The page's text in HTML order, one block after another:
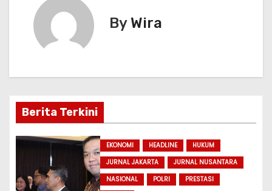
k er
s
i
p
o
s
By Wira
Berita Terkini
EKONOMI HEADLINE
HUKUM
JURNAL JAKARTA
JURNAL NUSANTARA
NASIONAL
POLRI
PRESTASI